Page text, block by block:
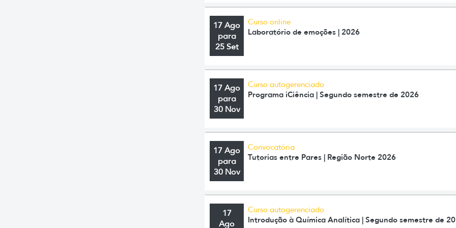
17 Ago
para
25 Set
Curso online
Laboratório de emoções | 2026
17 Ago
para
30 Nov
Curso autogerenciado
Programa iCiência | Segundo semestre de 2026
17 Ago
para
30 Nov
Convocatória
Tutorias entre Pares | Região Norte 2026
17
Ago
Curso autogerenciado
Introdução à Química Analítica | Segundo semestre de